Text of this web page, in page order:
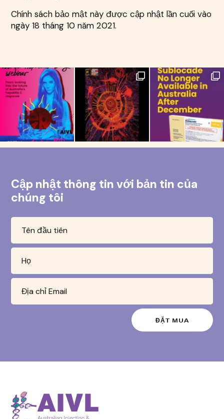
Chính sách bảo mật này được cập nhật lần cuối vào
ngày 18 tháng 10 năm 2021.
Cập nhật thông tin với bản tin của
chúng tôi